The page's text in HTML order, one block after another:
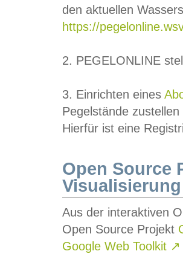
den aktuellen
https://
2. PEGELONLINE
3. Einrichten eines
Pegelstände
Hierfür ist eine
Open Source
Visualisierung
Aus der interaktiven
Open Source Projekt
Google Web Toolkit ↗